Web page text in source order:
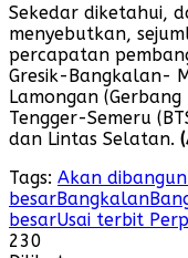
Sekedar diketahui,
menyebutkan,
percapatan
Gresik-Bangkalan-
Lamongan
Tengger-Semeru
dan Lintas Selatan.
Tags: Akan
besarBangkalan
besarUsai terbit
230